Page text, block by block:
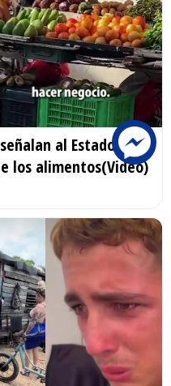
al Estado por
los alimentos(Video)